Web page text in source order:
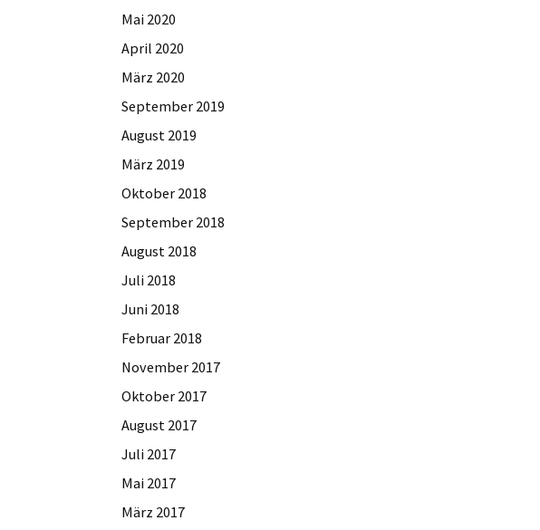
Mai 2020
April 2020
März 2020
September 2019
August 2019
März 2019
Oktober 2018
September 2018
August 2018
Juli 2018
Juni 2018
Februar 2018
November 2017
Oktober 2017
August 2017
Juli 2017
Mai 2017
März 2017